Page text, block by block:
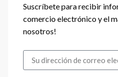
Suscríbete para recibir
comercio electrónico y el
nosotros!